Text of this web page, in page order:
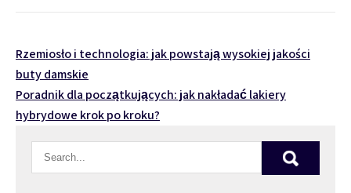
Nawigacja
wpisu
Rzemiosło i technologia: jak powstają wysokiej jakości
buty damskie
Poradnik dla początkujących: jak nakładać lakiery
hybrydowe krok po kroku?